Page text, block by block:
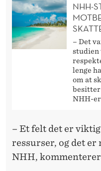
NHH-
– Det
lenge
om at
NHH-
– Et felt det er
ressurser, og det
NHH,